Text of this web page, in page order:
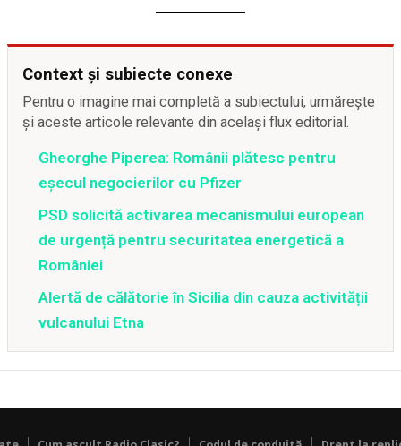
Context și subiecte conexe
Pentru o imagine mai completă a subiectului, urmărește
și aceste articole relevante din același flux editorial.
Gheorghe Piperea: Românii plătesc pentru
eșecul negocierilor cu Pfizer
PSD solicită activarea mecanismului european
de urgență pentru securitatea energetică a
României
Alertă de călătorie în Sicilia din cauza activității
vulcanului Etna